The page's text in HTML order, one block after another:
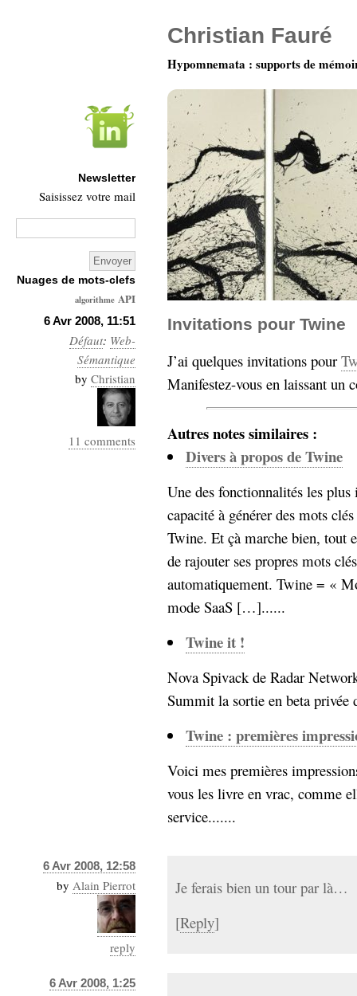
6 Avr 2008, 11:51
Défaut: Web-
Sémantique
by Christian
11 comments
Invitations pour Twine
J’ai quelques invitations pour
Manifestez-vous en laissant un
Autres notes similaires :
Divers à propos de Twine
Une des fonctionnalités les plus
capacité à générer des mots
Twine. Et çà marche bien, tout
de rajouter ses propres mots
automatiquement. Twine = «
mode SaaS […]......
Twine it !
Nova Spivack de Radar
Summit la sortie en beta privée
Twine : premières
Voici mes premières
vous les livre en vrac, comme
service.......
6 Avr 2008, 12:58
by Alain Pierrot
reply
Je ferais bien un tour par là…
[Reply]
6 Avr 2008, 1:25
Christian Fauré
Hypomnemata : supports de
Newsletter
Saisissez votre mail
Nuages de mots-clefs
algorithme API
Architecture
Ars-
Industrialis
business_model
cinéma
Cloud
Politique
programmation
prolétarisation REST
Social-Network
stiegler
support_numérique